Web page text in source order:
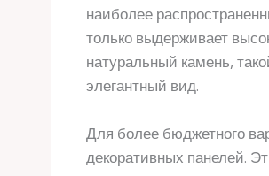
наиболее
только выдерживает
натуральный камень,
элегантный вид.
Для более бюджетного
декоративных панелей.